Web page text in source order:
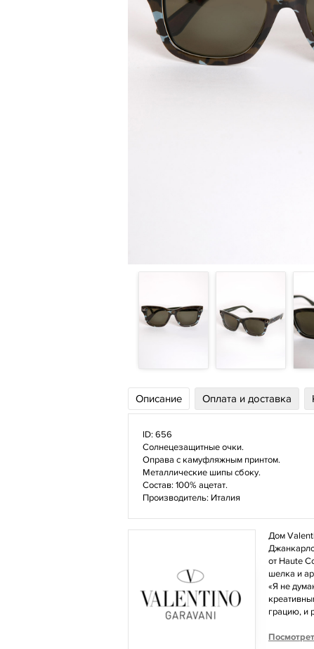
Описание Оплата и доставка
ID: 656
Солнецезащитные очки.
Оправа с камуфляжным принтом.
Металлические шипы сбоку.
Состав: 100% ацетат.
Производитель: Италия
Дом
от Haute
шелка и
«Я не
грацию, и